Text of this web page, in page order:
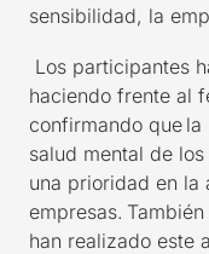
sensibilidad, la
Los participantes
haciendo frente al
confirmando que
salud mental de
una prioridad en la
empresas.
han realizado este